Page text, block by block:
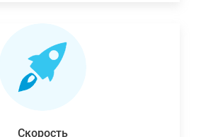
Скорость